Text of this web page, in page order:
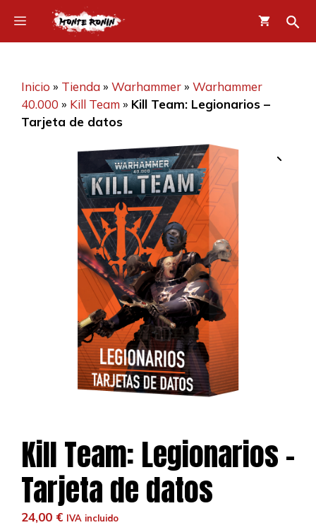
contenido
Menú
Inicio » Tienda» Warhammer» Warhammer
40.000 » Kill Team » Kill Team: Legionarios –
Tarjeta de datos
Kill Team: Legionarios –
Tarjeta de datos
24,00 € IVA incluido